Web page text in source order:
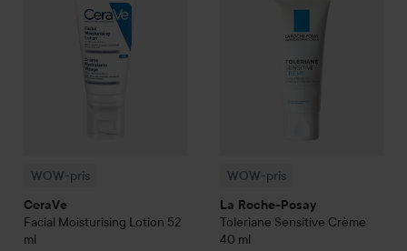
WOW-pris
CeraVe
Facial Moisturising Lotion 52
ml
WOW-pris
La Roche-Posay
Toleriane Sensitive Crème
40 ml